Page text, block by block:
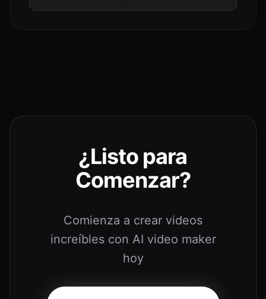
¿Listo para
Comenzar?
Comienza a crear videos
increíbles con AI video maker
hoy